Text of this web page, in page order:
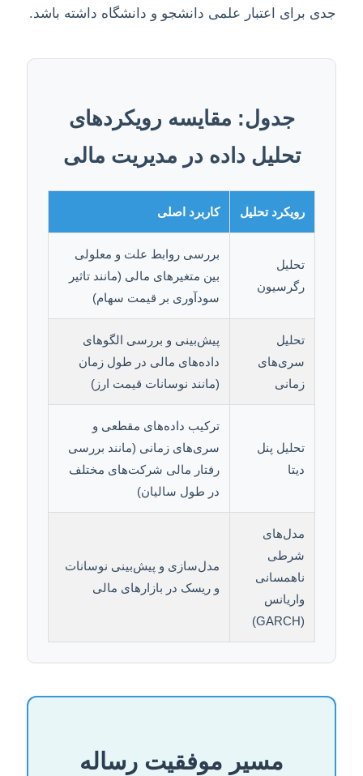
جدی برای اعتبار علمی دانشجو و دانشگاه داشته باشد.
جدول: مقایسه رویکردهای
تحلیل داده در مدیریت مالی
رویکرد تحلیل کاربرد اصلی
تحلیل
رگرسیون
بررسی روابط علت و معلولی
بین متغیرهای مالی (مانند تاثیر
سودآوری بر قیمت سهام)
تحلیل
سری‌های
زمانی
پیش‌بینی و بررسی الگوهای
داده‌های مالی در طول زمان
(مانند نوسانات قیمت ارز)
تحلیل پنل
دیتا
ترکیب داده‌های مقطعی و
سری‌های زمانی (مانند بررسی
رفتار مالی شرکت‌های مختلف
در طول سالیان)
مدل‌های
شرطی
ناهمسانی
واریانس
(GARCH)
مدل‌سازی و پیش‌بینی نوسانات
و ریسک در بازارهای مالی
مسیر موفقیت رساله